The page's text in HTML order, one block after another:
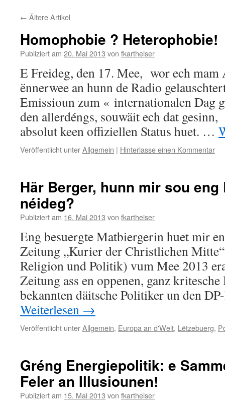
← Ältere Artikel
Homophobie ? Heterophobie!
Publiziert am 20. Mai 2013 von fkartheiser
E Freideg, den 17. Mee, wor ech mam
ënnerwee an hunn de Radio
Emissioun zum « internationalen Dag
den allerdéngs, souwäit ech dat
absolut keen offiziellen Status huet. …
Veröffentlicht unterAllgemein | Hinterlasse einen Kommentar
Här Berger, hunn mir sou eng
néideg?
Publiziert am 16. Mai 2013 von fkartheiser
Eng besuergte Matbiergerin huet mir
Zeitung „Kurier der Christlichen
Religion und Politik) vum Mee 2013
Zeitung ass en oppenen, ganz
bekannten däitsche Politiker un den
Weiterlesen →
Veröffentlicht unterAllgemein, Europa an d'Welt, Lëtzebuerg,
Gréng Energiepolitik: e
Feler an Illusiounen!
Publiziert am 15. Mai 2013 von fkartheiser